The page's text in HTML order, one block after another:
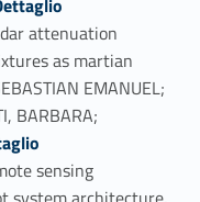
attenuation
as martian
EMANUEL;
BARBARA;
sensing